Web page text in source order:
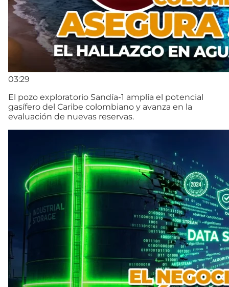
03:29
El pozo exploratorio Sandía-1 amplía el potencial
gasífero del Caribe colombiano y avanza en la
evaluación de nuevas reservas.